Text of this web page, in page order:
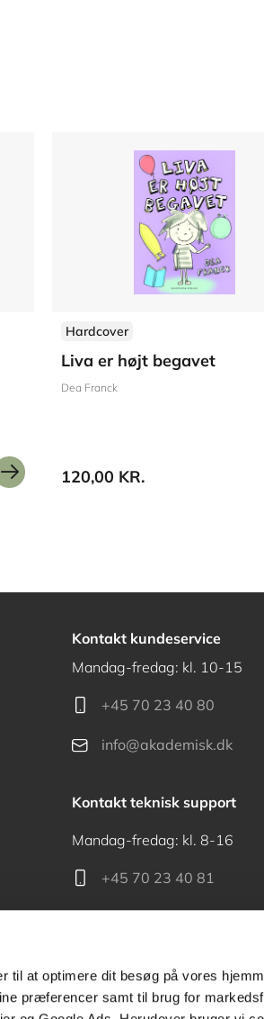
til at optimere dit besøg på vores
præferencer samt til brug for
Hardcover
Liva er højt begavet
Dea Franck
120,00 KR.
Kontakt kundeservice
Mandag-fredag: kl. 10-15
+45 70 23 40 80
info@akademisk.dk
Kontakt teknisk support
Mandag-fredag: kl. 8-16
+45 70 23 40 81